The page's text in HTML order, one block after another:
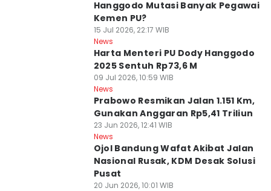
Hanggodo Mutasi Banyak Pegawai
Kemen PU?
15 Jul 2026, 22:17 WIB
News
Harta Menteri PU Dody Hanggodo
2025 Sentuh Rp73,6 M
09 Jul 2026, 10:59 WIB
News
Prabowo Resmikan Jalan 1.151 Km,
Gunakan Anggaran Rp5,41 Triliun
23 Jun 2026, 12:41 WIB
News
Ojol Bandung Wafat Akibat Jalan
Nasional Rusak, KDM Desak Solusi
Pusat
20 Jun 2026, 10:01 WIB